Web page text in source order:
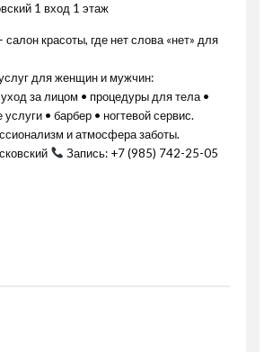
1 вход 1 этаж
красоты, где нет слова «нет» для
для женщин и мужчин:
за лицом • процедуры для тела •
• барбер • ногтевой сервис.
и атмосфера заботы.
Запись: +7 (985) 742-25-05